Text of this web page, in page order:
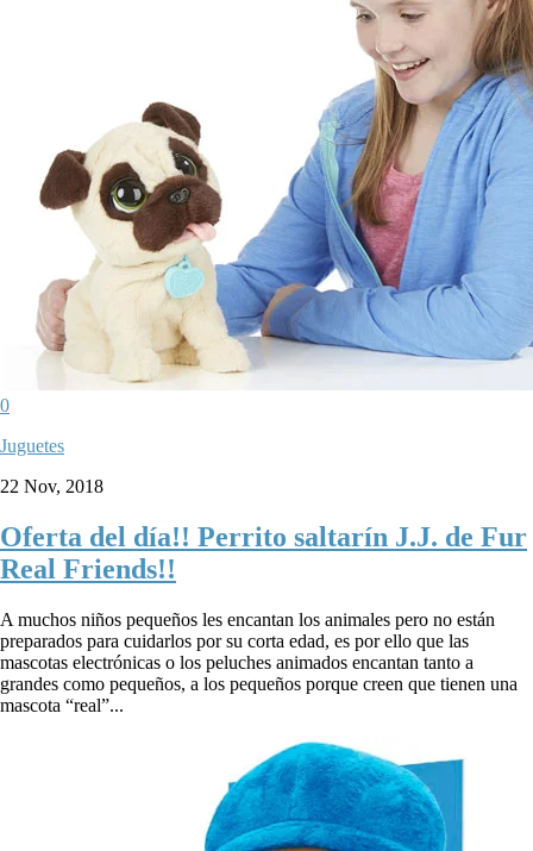
0
Juguetes
22 Nov, 2018
Oferta del día!! Perrito saltarín J.J. de Fur
Real Friends!!
A muchos niños pequeños les encantan los animales pero no están
preparados para cuidarlos por su corta edad, es por ello que las
mascotas electrónicas o los peluches animados encantan tanto a
grandes como pequeños, a los pequeños porque creen que tienen una
mascota “real”...